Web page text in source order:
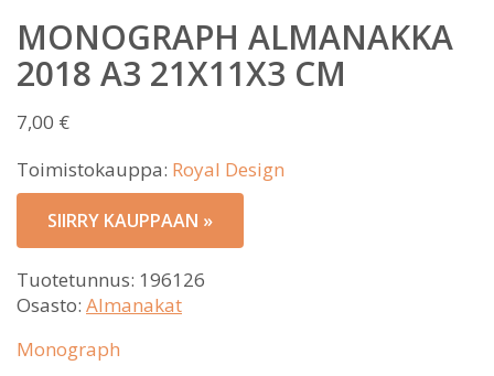
MONOGRAPH ALMANAKKA
2018 A3 21X11X3 CM
7,00 €
Toimistokauppa: Royal Design
SIIRRY KAUPPAAN »
Tuotetunnus: 196126
Osasto: Almanakat
Monograph